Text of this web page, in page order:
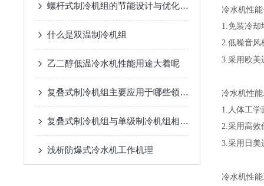
螺杆式制冷机组的节能设计与优化策略
什么是双温制冷机组
乙二醇低温冷水机性能用途大着呢
复叠式制冷机组主要应用于哪些领域？
复叠式制冷机组与单级制冷机组相比有哪些优势？
浅析​防爆式冷水机工作机理
冷水机性
1.免装冷却
2.低噪音风
3.采用欧美
冷水机性
1. 人体工
2.采用高效
3.采用日美
冷水机性